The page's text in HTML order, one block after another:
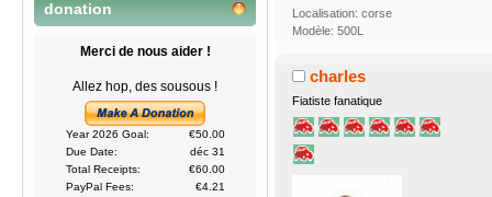
donation
Merci de nous aider !
Allez hop, des sousous !
Year 2026 Goal:
€50.00
Due Date:
déc 31
Total Receipts:
€60.00
PayPal Fees:
€4.21
Localisation: corse
Modèle: 500L
charles
Fiatiste fanatique